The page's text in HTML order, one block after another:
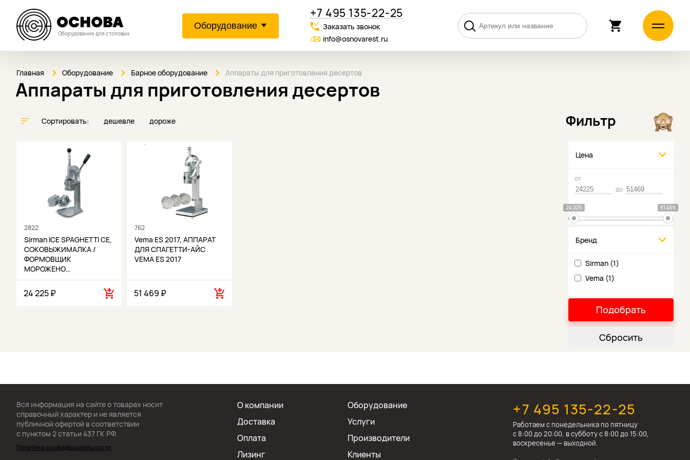
Оборудование для столовых
Оборудование
+7 495 135-22-25
Заказать звонок
info@osnovarest.ru
Главная Оборудование Барное оборудование Аппараты для приготовления десертов
Аппараты для приготовления десертов
Сортировать: дешевле дороже Фильтр
2822
Sirman ICE SPAGHETTI CE,
СОКОВЫЖИМАЛКА /
ФОРМОВЩИК
МОРОЖЕНО…
24 225 ₽
762
Vema ES 2017, АППАРАТ
ДЛЯ СПАГЕТТИ-АЙС
VEMA ES 2017
51 469 ₽
Цена
от
до
24 225 51 469
Бренд
Sirman (1)
Vema (1)
Подобрать
Сбросить
Вся информация на сайте о товарах носит
справочный характер и не является
публичной офертой в соответствии
с пунктом 2 статьи 437 ГК РФ.
Политика конфиденциальности
О компании
Доставка
Оплата
Лизинг
Оборудование
Услуги
Производители
Клиенты
+7 495 135-22-25
Работаем c понедельника по пятницу
с 8:00 до 20:00, в субботу с 8:00 до 15:00,
воскресенье — выходной.